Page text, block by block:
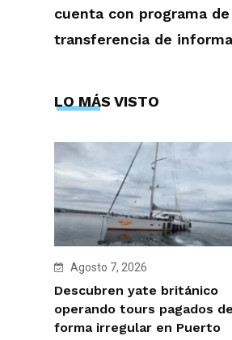
cuenta con programa
transferencia de
LO MÁS VISTO
Agosto 7, 2026
Descubren yate británico
operando tours pagados de
forma irregular en Puerto